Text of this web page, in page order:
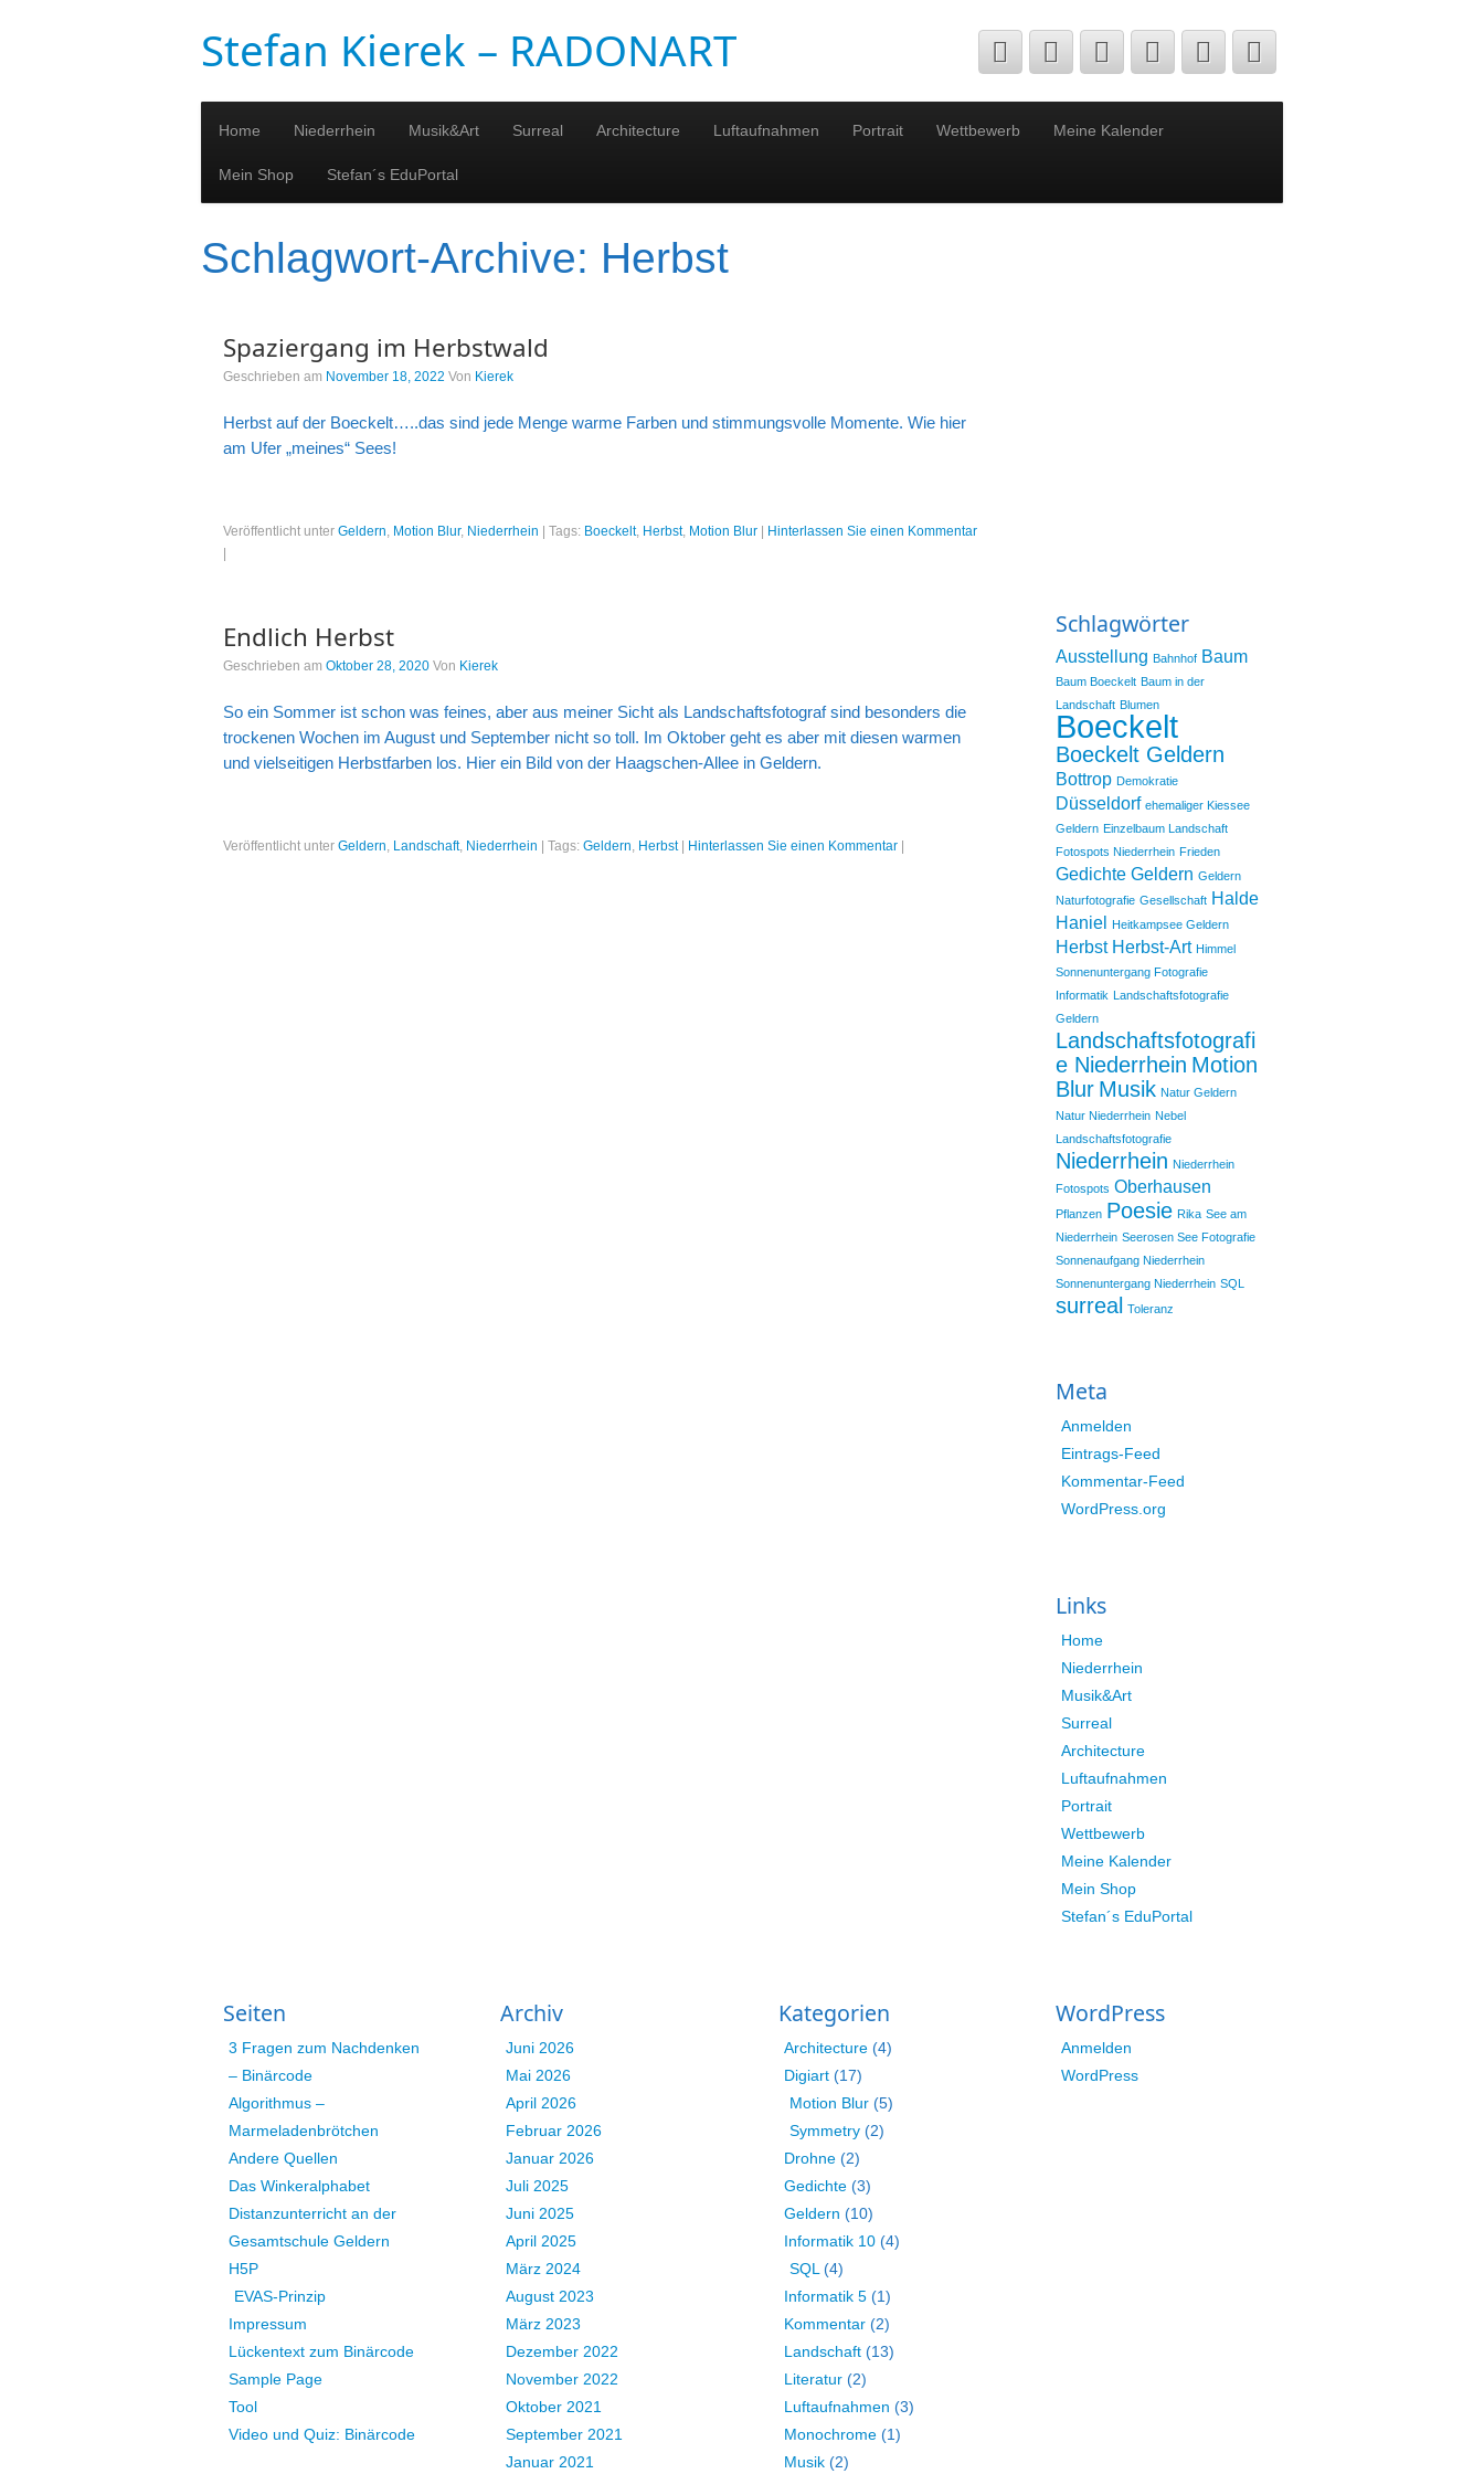
Stefan Kierek – RADONART
Home Niederrhein Musik&Art Surreal Architecture Luftaufnahmen Portrait Wettbewerb Meine Kalender
Mein Shop Stefan´s EduPortal
Schlagwort-Archive: Herbst
Spaziergang im Herbstwald
Geschrieben am November 18, 2022 Von Kierek
Herbst auf der Boeckelt…..das sind jede Menge warme Farben und stimmungsvolle Momente. Wie hier
am Ufer „meines“ Sees!
Veröffentlicht unter Geldern, Motion Blur, Niederrhein Tags: Boeckelt, Herbst, Motion Blur
Hinterlassen Sie einen Kommentar
Endlich Herbst
Geschrieben am Oktober 28, 2020 Von Kierek
So ein Sommer ist schon was feines, aber aus meiner Sicht als Landschaftsfotograf sind besonders die
trockenen Wochen im August und September nicht so toll. Im Oktober geht es aber mit diesen warmen
und vielseitigen Herbstfarben los. Hier ein Bild von der Haagschen-Allee in Geldern.
Veröffentlicht unter Geldern, Landschaft, Niederrhein Tags: Geldern, Herbst Hinterlassen Sie einen Kommentar
Schlagwörter
Ausstellung Bahnhof Baum
Baum Boeckelt Baum in der
Landschaft Blumen
Boeckelt
Boeckelt Geldern
Bottrop Demokratie
Düsseldorf ehemaliger Kiessee
Geldern Einzelbaum Landschaft
Fotospots Niederrhein Frieden
Gedichte Geldern Geldern
Naturfotografie Gesellschaft Halde
Haniel
Heitkampsee Geldern
Herbst Herbst-Art Himmel
Sonnenuntergang Fotografie
Informatik Landschaftsfotografie
Geldern
Landschaftsfotografi
e Niederrhein Motion
Blur Musik Natur Geldern
Natur Niederrhein Nebel
Landschaftsfotografie
Niederrhein Niederrhein
Fotospots Oberhausen
Pflanzen Poesie Rika See am
Niederrhein Seerosen See Fotografie
Sonnenaufgang Niederrhein
Sonnenuntergang Niederrhein SQL
surreal Toleranz
Meta
Anmelden
Eintrags-Feed
Kommentar-Feed
WordPress.org
Links
Home
Niederrhein
Musik&Art
Surreal
Architecture
Luftaufnahmen
Portrait
Wettbewerb
Meine Kalender
Mein Shop
Stefan´s EduPortal
Seiten
3 Fragen zum Nachdenken
– Binärcode
Algorithmus –
Marmeladenbrötchen
Andere Quellen
Das Winkeralphabet
Distanzunterricht an der
Gesamtschule Geldern
H5P
EVAS-Prinzip
Impressum
Lückentext zum Binärcode
Sample Page
Tool
Video und Quiz: Binärcode
Archiv
Juni 2026
Mai 2026
April 2026
Februar 2026
Januar 2026
Juli 2025
Juni 2025
April 2025
März 2024
August 2023
März 2023
Dezember 2022
November 2022
Oktober 2021
September 2021
Januar 2021
Kategorien
Architecture(4)
Digiart(17)
Motion Blur(5)
Symmetry(2)
Drohne(2)
Gedichte(3)
Geldern (10)
Informatik 10(4)
SQL(4)
Informatik 5(1)
Kommentar(2)
Landschaft(13)
Literatur(2)
Luftaufnahmen (3)
Monochrome(1)
Musik(2)
WordPress
Anmelden
WordPress